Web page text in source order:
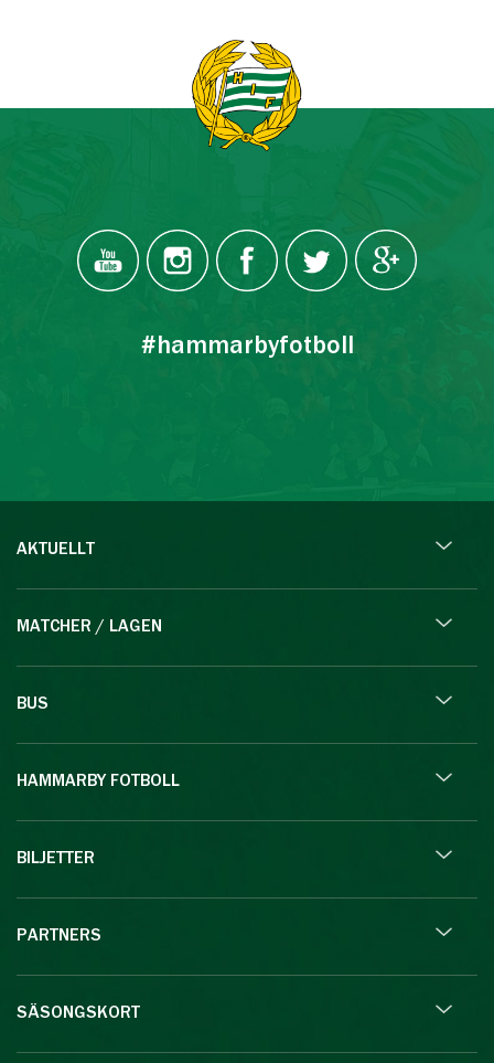
#hammarbyfotboll
AKTUELLT
MATCHER / LAGEN
BUS
HAMMARBY FOTBOLL
BILJETTER
PARTNERS
SÄSONGSKORT